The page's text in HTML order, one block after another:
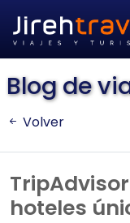
Blog de
Volver
hoteles